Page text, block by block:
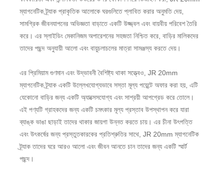
ম্যাগনেটিক ট্র্যাক প্রাকৃতিক আলোকে ঘরগুলিতে প্লাবিত করার অনুমতি দেয়,
সামগ্রিক জীবনযাপনের অভিজ্ঞতা বাড়াতে একটি উজ্জ্বল এবং বায়বীয় পরিবেশ তৈরি
করে। এর স্লাইডিং মেকানিজম অপারেশনের সহজতা নিশ্চিত করে, বাড়ির মালিকদের
তাদের পছন্দ অনুযায়ী আলো এবং বায়ুচলাচলের মাত্রা সামঞ্জস্য করতে দেয়।
এর প্রিমিয়াম গুণমান এবং উদ্ভাবনী বৈশিষ্ট্য থাকা সত্ত্বেও, JR 20mm
ম্যাগনেটিক ট্র্যাক একটি উল্লেখযোগ্যভাবে সস্তা মূল্য পয়েন্টে অফার করা হয়, এটি
যেকোনো বাড়ির জন্য একটি অ্যাক্সেসযোগ্য এবং সাশ্রয়ী আপগ্রেড করে তোলে।
এই পণ্যটি গ্রাহকদের জন্য একটি চমৎকার মূল্য প্রস্তাব উপস্থাপন করে যারা
ব্যাঙ্ক ভাঙা ছাড়াই তাদের থাকার জায়গা উন্নত করতে চায়। এর চীনা উৎপত্তি
এবং উৎকর্ষের জন্য প্রস্তুতকারকের প্রতিশ্রুতির সাথে, JR 20mm ম্যাগনেটিক
ট্র্যাক তাদের ঘরে আরও আলো এবং জীবন আনতে চান তাদের জন্য একটি স্মার্ট
পছন্দ।